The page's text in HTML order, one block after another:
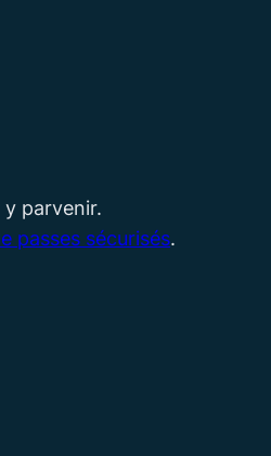
parvenir.
passes sécurisés.